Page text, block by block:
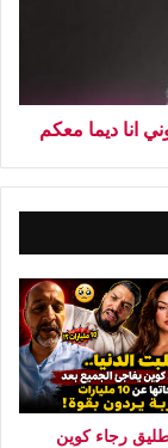
انا ديما معكم
طليق رجاء كوين